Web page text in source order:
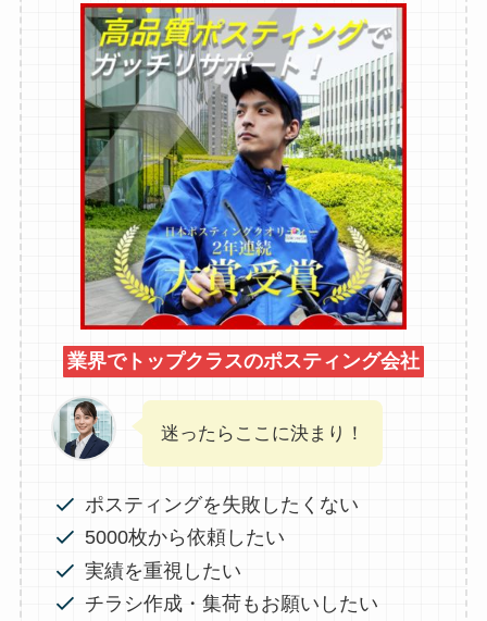
業界でトップクラスのポスティング会社
迷ったらここに決まり！
ポスティングを失敗したくない
5000枚から依頼したい
実績を重視したい
チラシ作成・集荷もお願いしたい